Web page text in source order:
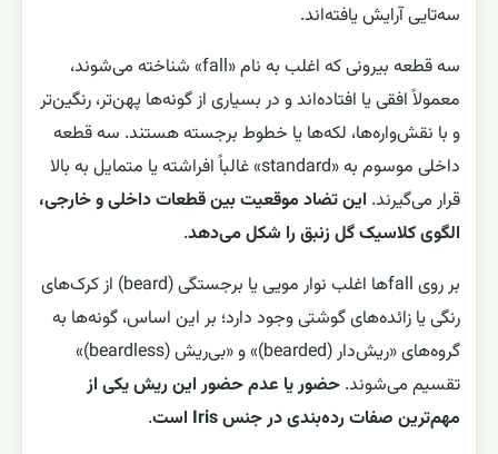
سه‌تایی آرایش یافته‌اند.
سه قطعه بیرونی که اغلب به نام «fall» شناخته می‌شوند،
معمولاً افقی یا افتاده‌اند و در بسیاری از گونه‌ها پهن‌تر، رنگین‌تر
و با نقش‌واره‌ها، لکه‌ها یا خطوط برجسته هستند. سه قطعه
داخلی موسوم به «standard» غالباً افراشته یا متمایل به بالا
قرار می‌گیرند. این تضاد موقعیت بین قطعات داخلی و خارجی،
الگوی کلاسیک گل زنبق را شکل می‌دهد.
بر روی fallها اغلب نوار مویی یا برجستگی (beard) از کرک‌های
رنگی یا زائده‌های گوشتی وجود دارد؛ بر این اساس، گونه‌ها به
گروه‌های «ریش‌دار (bearded)» و «بی‌ریش (beardless)»
تقسیم می‌شوند. حضور یا عدم حضور این ریش یکی از
مهم‌ترین صفات رده‌بندی در جنس Iris است
.